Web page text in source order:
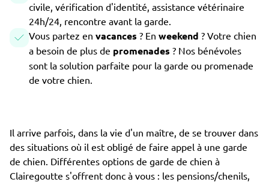
civile, vérification d'identité, assistance vétérinaire
24h/24, rencontre avant la garde.
Vous partez en vacances ? En weekend ? Votre chien
a besoin de plus de promenades ? Nos bénévoles
sont la solution parfaite pour la garde ou promenade
de votre chien.
Il arrive parfois, dans la vie d'un maître, de se trouver dans
des situations où il est obligé de faire appel à une garde
de chien. Différentes options de garde de chien à
Clairegoutte s'offrent donc à vous : les pensions/chenils,